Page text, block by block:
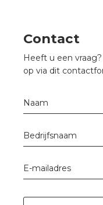
Contact
Heeft u een
op via dit
Naam
Bedrijfsnaam
E-mailadres